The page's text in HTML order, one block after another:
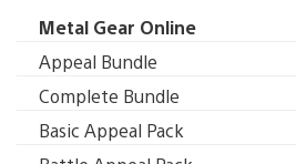
Metal Gear Online
Appeal Bundle
Complete Bundle
Basic Appeal Pack